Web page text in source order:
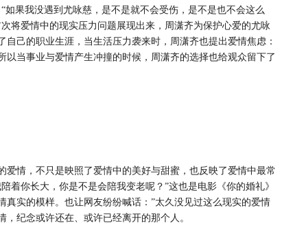
如果我没遇到尤咏慈，是不是就不会受伤，是不是也不会这么
将爱情中的现实压力问题展现出来，周潇齐为保护心爱的尤咏
己的职业生涯，当生活压力袭来时，周潇齐也提出爱情焦虑：
当事业与爱情产生冲撞的时候，周潇齐的选择也给观众留下了
爱情，不只是映照了爱情中的美好与甜蜜，也反映了爱情中最常
着你长大，你是不是会陪我变老呢？”这也是电影《你的婚礼》
实的模样。也让网友纷纷喊话：”太久没见过这么现实的爱情
纪念或许还在、或许已经离开的那个人。